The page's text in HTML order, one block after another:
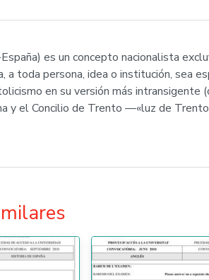
es un concepto nacionalista
a toda persona, idea o institución, sea
en su versión más intransigente
y el Concilio de Trento —«luz de